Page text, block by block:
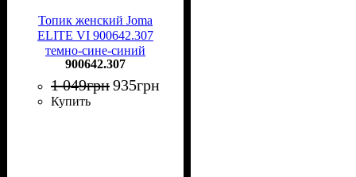
Топик женский Joma
ELITE VI 900642.307
темно-сине-синий
900642.307
1 049грн935грн
Купить